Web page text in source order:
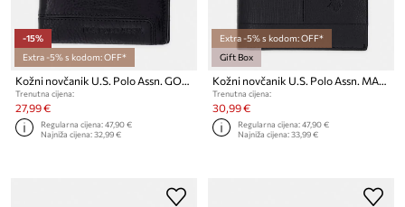
-15%
Extra -5% s kodom: OFF*
Kožni novčanik U.S. Polo Assn. GORDON
Trenutna cijena:
27,99 €
Regularna cijena:47,90 €
Najniža cijena:32,99 €
Extra -5% s kodom: OFF*
Gift Box
Kožni novčanik U.S. Polo Assn. MANSFIELD
Trenutna cijena:
30,99 €
Regularna cijena:47,90 €
Najniža cijena:33,99 €